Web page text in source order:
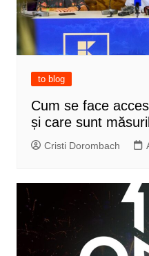
to blog
Cum se face
și care sunt
Cristi Dorombach